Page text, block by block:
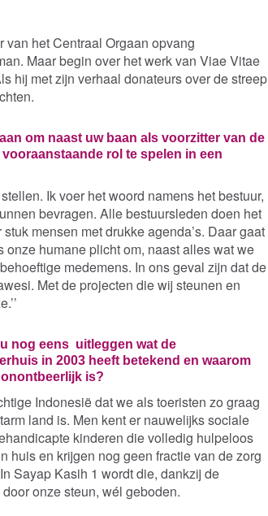
het Centraal Orgaan opvang
Maar begin over het werk van Viae Vitae
hij met zijn verhaal donateurs over de streep
om naast uw baan als voorzitter van de
rol te spelen in een
Ik voer het woord namens het bestuur,
bevragen. Alle bestuursleden doen het
mensen met drukke agenda’s. Daar gaat
onze humane plicht om, naast alles wat we
medemens. In ons geval zijn dat de
Met de projecten die wij steunen en
nog eens uitleggen wat de
in 2003 heeft betekend en waarom
is?
Indonesië dat we als toeristen zo graag
land is. Men kent er nauwelijks sociale
kinderen die volledig hulpeloos
huis en krijgen nog geen fractie van de zorg
Sayap Kasih 1 wordt die, dankzij de
onze steun, wél geboden.